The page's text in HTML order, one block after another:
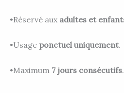
•Réservé aux adultes et
•Usage ponctuel uniquement.
•Maximum 7 jours consécutifs.